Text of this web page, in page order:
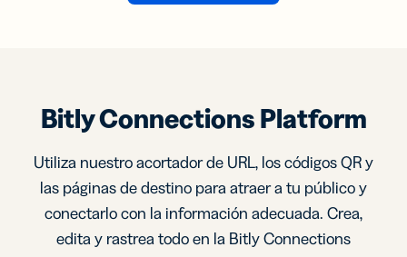
Bitly Connections Platform
Utiliza nuestro acortador de URL, los códigos QR y
las páginas de destino para atraer a tu público y
conectarlo con la información adecuada. Crea,
edita y rastrea todo en la Bitly Connections